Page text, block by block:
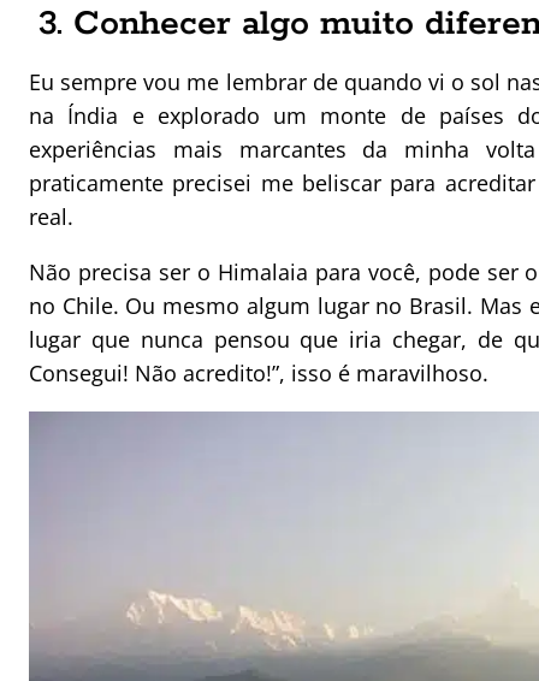
3. Conhecer algo muito
Eu sempre vou me lembrar de quando vi o sol
na Índia e explorado um monte de países
experiências mais marcantes da minha
praticamente precisei me beliscar para
real.
Não precisa ser o Himalaia para você, pode ser
no Chile. Ou mesmo algum lugar no Brasil. Mas
lugar que nunca pensou que iria chegar, de
Consegui! Não acredito!”, isso é maravilhoso.